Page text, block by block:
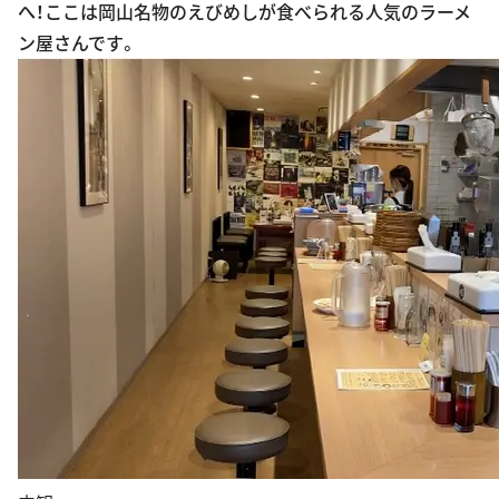
へ！ここは岡山名物のえびめしが食べられる人気のラーメ
ン屋さんです。